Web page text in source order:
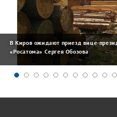
В Киров ожидают приезд вице-
«Росатома» Сергея Обозова